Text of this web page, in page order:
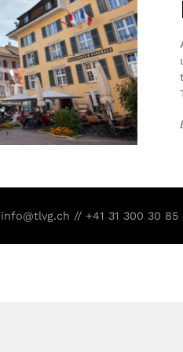
info@tlvg.ch // +41 31 300 30